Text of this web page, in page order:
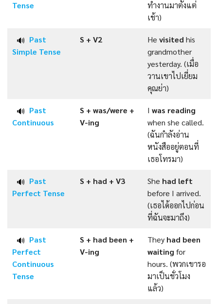
Tense
ทำงานมาตั้งแต่
เช้า)
🔊 Past
Simple Tense
S + V2 He visited his
grandmother
yesterday. (เมื่อ
วานเขาไปเยี่ยม
คุณย่า)
🔊 Past
Continuous
S + was/were +
V-ing
I was reading
when she called.
(ฉันกำลังอ่าน
หนังสืออยู่ตอนที่
เธอโทรมา)
🔊 Past
Perfect Tense
S + had + V3 She had left
before I arrived.
(เธอได้ออกไปก่อน
ที่ฉันจะมาถึง)
🔊 Past
Perfect
Continuous
Tense
S + had been +
V-ing
They had been
waiting for
hours. (พวกเขารอ
มาเป็นชั่วโมง
แล้ว)